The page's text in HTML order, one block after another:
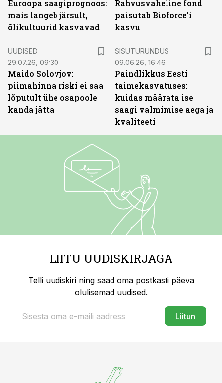
Euroopa saagiprognoos:
mais langeb järsult,
õlikultuurid kasvavad
Rahvusvaheline fond
paisutab Bioforce’i
kasvu
UUDISED
29.07.26, 09:30
Maido Solovjov:
piimahinna riski ei saa
lõputult ühe osapoole
kanda jätta
SISUTURUNDUS
09.06.26, 16:46
Paindlikkus Eesti
taimekasvatuses:
kuidas määrata ise
saagi valmimise aega ja
kvaliteeti
LIITU UUDISKIRJAGA
Telli uudiskiri ning saad oma postkasti päeva
olulisemad uudised.
Liitun